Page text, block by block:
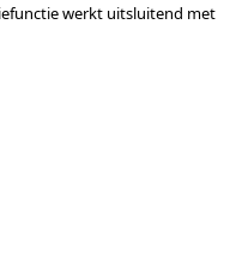
werkt uitsluitend met